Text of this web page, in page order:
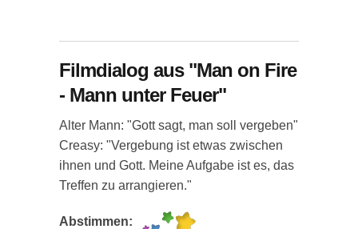
Filmdialog aus "Man on Fire
- Mann unter Feuer"
Alter Mann: "Gott sagt, man soll vergeben"
Creasy: "Vergebung ist etwas zwischen
ihnen und Gott. Meine Aufgabe ist es, das
Treffen zu arrangieren."
Abstimmen: